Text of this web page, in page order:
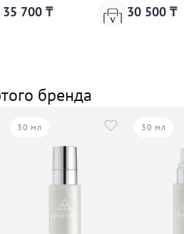
35 700 ₸ 30 500 ₸
бренда
30 мл 30 мл